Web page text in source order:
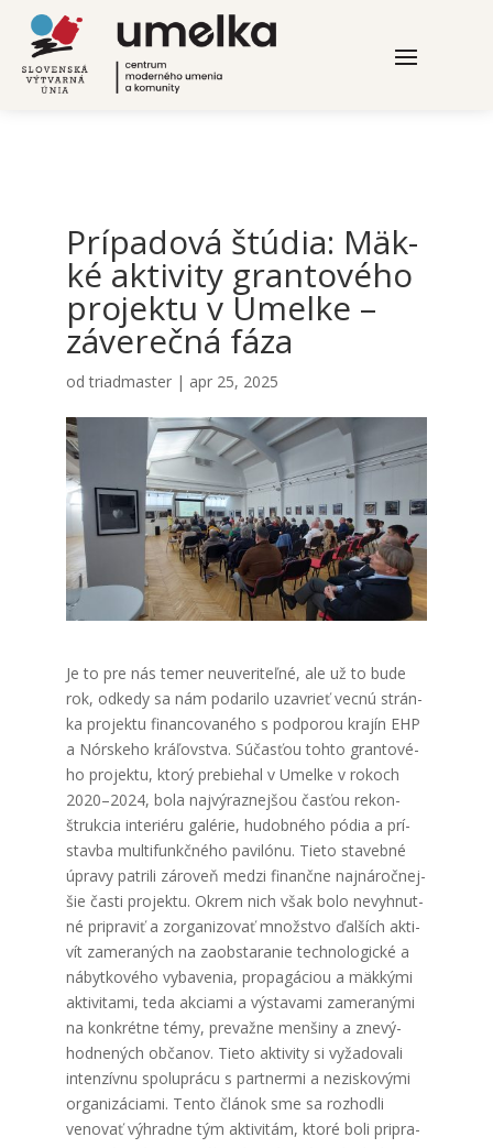
Prí­pa­do­vá štú­dia: Mäk­
ké akti­vi­ty gran­to­vé­ho
pro­jek­tu v Umel­ke –
záve­reč­ná fáza
odtriadmaster| apr 25, 2025
Je to pre nás temer neuve­ri­teľ­né, ale už to bude
rok, odke­dy sa nám poda­ri­lo uzav­rieť vec­nú strán­
ka pro­jek­tu finan­co­va­né­ho s pod­po­rou kra­jín EHP
a Nór­ske­ho krá­ľov­stva. Súčas­ťou toh­to gran­to­vé­
ho pro­jek­tu, kto­rý pre­bie­hal v Umel­ke v rokoch
2020–2024, bola naj­vý­raz­nej­šou čas­ťou rekon­
štruk­cia inte­ri­é­ru galé­rie, hudob­né­ho pódia a prí­
stav­ba mul­ti­funkč­né­ho pavi­ló­nu. Tie­to sta­veb­né
úpra­vy pat­ri­li záro­veň medzi finanč­ne naj­ná­roč­nej­
šie čas­ti pro­jek­tu. Okrem nich však bolo nevy­hnut­
né pri­pra­viť a zor­ga­ni­zo­vať množ­stvo ďal­ších akti­
vít zame­ra­ných na zaob­sta­ra­nie tech­no­lo­gic­ké a
nábyt­ko­vé­ho vyba­ve­nia, pro­pa­gá­ci­ou a mäk­ký­mi
akti­vi­ta­mi, teda akci­ami a výsta­va­mi zame­ra­ný­mi
na kon­krét­ne témy, pre­važ­ne men­ši­ny a zne­vý­
hod­ne­ných obča­nov. Tie­to akti­vi­ty si vyža­do­va­li
inten­zív­nu spo­lu­prá­cu s par­tner­mi a nezis­ko­vý­mi
orga­ni­zá­cia­mi. Ten­to člá­nok sme sa roz­hod­li
veno­vať výhrad­ne tým akti­vi­tám, kto­ré boli pri­pra­